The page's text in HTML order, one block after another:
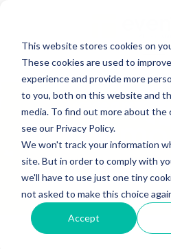
This website stores cookies on
These cookies are used to
experience and provide more
to you, both on this website and
media. To find out more about the
see our Privacy Policy.
We won't track your information
site. But in order to comply with
we'll have to use just one tiny
not asked to make this choice
Accept
Accede a